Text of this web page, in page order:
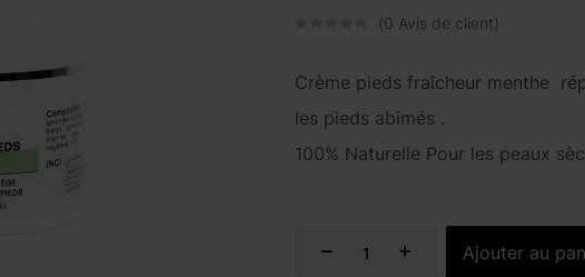
0 Avis de client
Crème pieds fraîcheur menthe
les pieds abimés .
100% Naturelle Pour les peaux
Ajouter au